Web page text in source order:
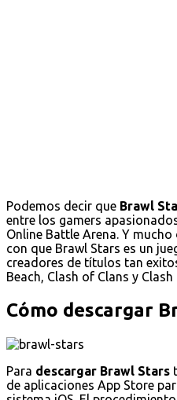
Podemos decir que Brawl
entre los gamers
Online Battle Arena. Y
con que Brawl Stars es un
creadores de títulos tan
Beach, Clash of Clans y Clash
Cómo descargar
Para descargar Brawl Stars
de aplicaciones App Store